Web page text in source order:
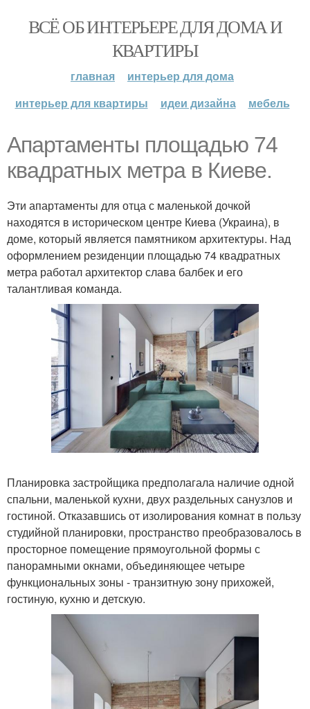
ВСЁ ОБ ИНТЕРЬЕРЕ ДЛЯ ДОМА И
КВАРТИРЫ
главная
интерьер для дома
интерьер для квартиры
идеи дизайна мебель
Апартаменты площадью 74
квадратных метра в Киеве.
Эти апартаменты для отца с маленькой дочкой
находятся в историческом центре Киева (Украина), в
доме, который является памятником архитектуры. Над
оформлением резиденции площадью 74 квадратных
метра работал архитектор слава балбек и его
талантливая команда.
Планировка застройщика предполагала наличие одной
спальни, маленькой кухни, двух раздельных санузлов и
гостиной. Отказавшись от изолирования комнат в пользу
студийной планировки, пространство преобразовалось в
просторное помещение прямоугольной формы с
панорамными окнами, объединяющее четыре
функциональных зоны - транзитную зону прихожей,
гостиную, кухню и детскую.